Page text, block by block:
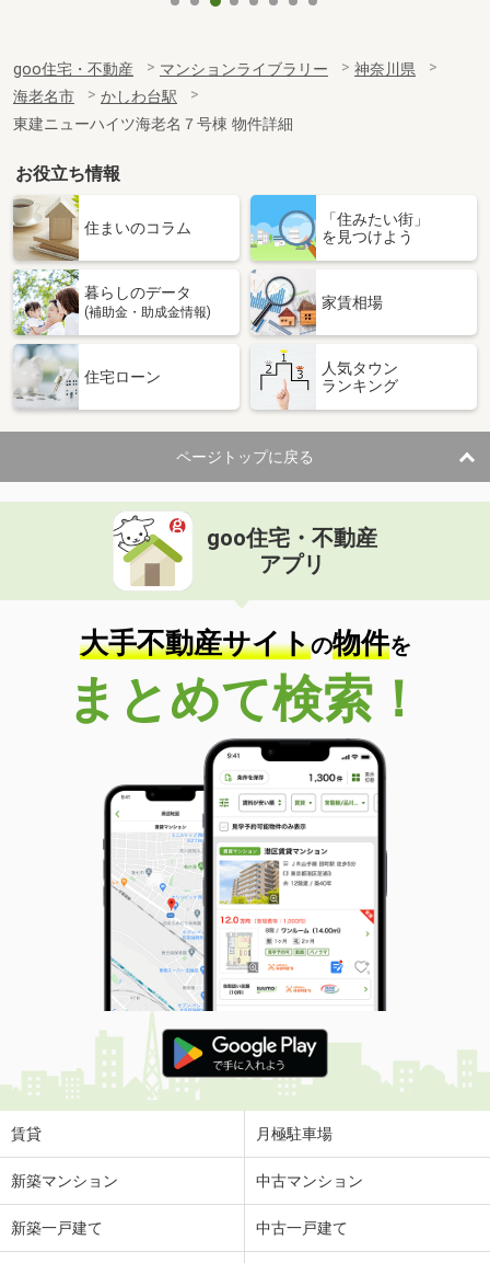
goo住宅・不動産 マンションライブラリー
神奈川県
海老名市
かしわ台駅
東建ニューハイツ海老名７号棟 物件詳細
お役立ち情報
住まいのコラム
「住みたい街」
を見つけよう
暮らしのデータ
(補助金・助成金情報)
家賃相場
住宅ローン
人気タウン
ランキング
ページトップに戻る
goo住宅・不動産
アプリ
大手不動産サイトの物件を
まとめて検索！
賃貸 月極駐車場
新築マンション 中古マンション
新築一戸建て 中古一戸建て